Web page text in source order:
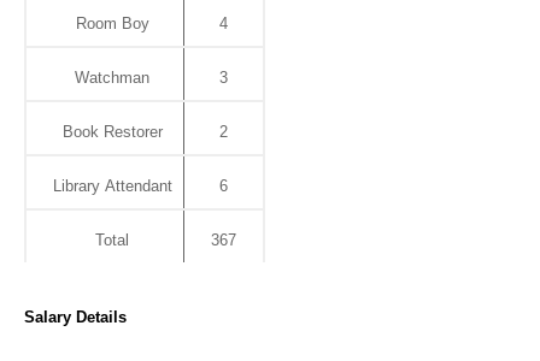
Room Boy 4
Watchman 3
Book Restorer 2
Library Attendant 6
Total 367
Salary Details